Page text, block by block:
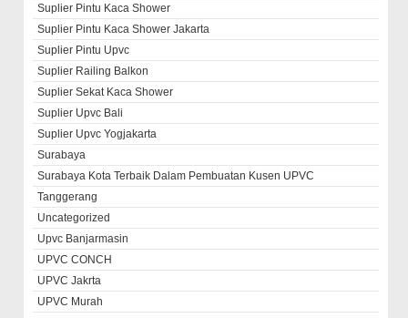
Suplier Pintu Kaca Shower
Suplier Pintu Kaca Shower Jakarta
Suplier Pintu Upvc
Suplier Railing Balkon
Suplier Sekat Kaca Shower
Suplier Upvc Bali
Suplier Upvc Yogjakarta
Surabaya
Surabaya Kota Terbaik Dalam Pembuatan Kusen UPVC
Tanggerang
Uncategorized
Upvc Banjarmasin
UPVC CONCH
UPVC Jakrta
UPVC Murah